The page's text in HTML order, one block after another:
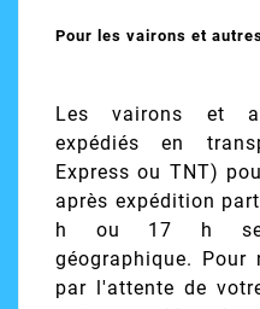
Pour les vairons et
Les vairons et
expédiés en
Express ou TNT)
après expédition
h ou 17 h
géographique.
par l'attente de